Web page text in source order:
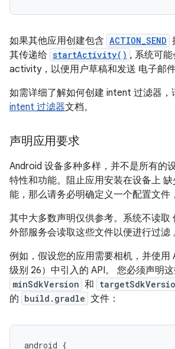
如果其他应用创建包含 ACTION_SEND
其传递给 startActivity() , 系统可
activity，以便用户草稿和发送 电子邮件
如需详细了解如何创建 intent 过滤器，
intent 过滤器文档。
声明应用要求
Android 设备多种多样，并不是所有的
特性和功能。阻止应用安装在设备上
能，那么请务必明确定义一个配置文件
其中大多数声明仅供参考。系统不读取
外部服务会读取这些文件以便进行过滤
例如，假设您的应用需要相机，并使用
级别 26）中引入的 API。 您必须声明这
minSdkVersion 和
的 build.gradle 文件：
android {